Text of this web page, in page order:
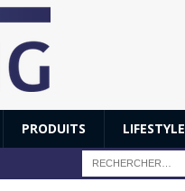
PRODUITS LIFESTYLE